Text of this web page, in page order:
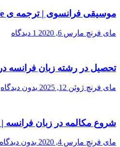
موسیقی فرانسوی | ترجمه ی Dernière Danse
مای فرنچ مارس 6, 2020 1 دیدگاه
تحصیل در رشته زبان فرانسه
مای فرنچ ژوئن 12, 2025 بدون دیدگاه
شروع مکالمه در زبان فرانسه
مای فرنچ مارس 4, 2020 بدون دیدگاه